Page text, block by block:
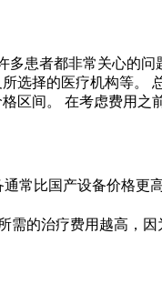
多患者都非常关心的
选择的医疗机构等。
区间。 在考虑费用之
通常比国产设备价格更
需的治疗费用越高，